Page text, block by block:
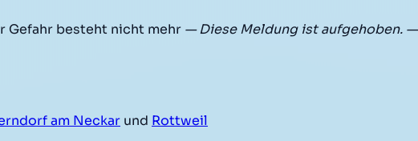
Gefahr besteht nicht mehr — Diese Meldung ist aufgehoben. —
am Neckar und Rottweil